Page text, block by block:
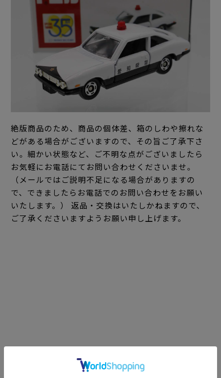
絶版商品のため、商品の個体差、箱のしわや擦れな
どがある場合がございますので、その旨ご了承下さ
い。細かい状態など、ご不明な点がございましたら
お気軽にお電話にてお問い合わせくださいませ。
（メールではご説明不足になる場合がありますの
で、できましたらお電話でのお問い合わせをお願い
いたします。） 返品・交換はいたしかねますので、
ご了承くださいますようお願い申し上げます。